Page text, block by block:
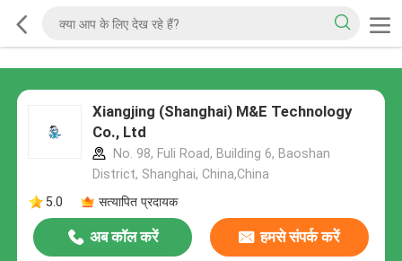
Xiangjing (Shanghai) M&E Technology
Co., Ltd
No. 98, Fuli Road, Building 6, Baoshan
District, Shanghai, China,China
5.0
सत्यापित प्रदायक
अब कॉल करें हमसे संपर्क करें